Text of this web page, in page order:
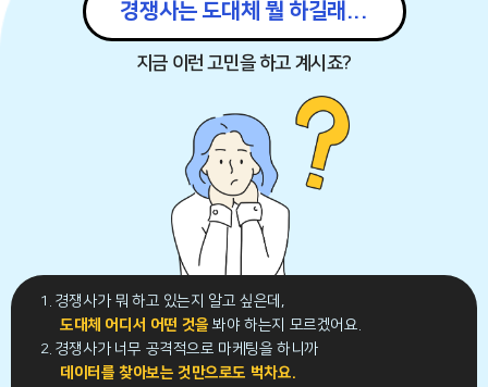
경쟁사는 도대체 뭘 하길래...
지금 이런 고민을 하고 계시죠?
1. 경쟁사가 뭐 하고 있는지 알고 싶은데,
도대체 어디서 어떤 것을봐야 하는지 모르겠어요.
2. 경쟁사가 너무 공격적으로 마케팅을 하니까
데이터를 찾아보는 것만으로도 벅차요.